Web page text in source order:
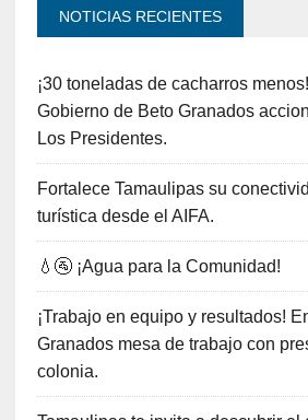
NOTICIAS RECIENTES
¡30 toneladas de cacharros
Gobierno de Beto Granados
Los Presidentes.
Fortalece Tamaulipas su
turística desde el AIFA.
💧🚰 ¡Agua para la Comunidad!
¡Trabajo en equipo y resultados!
Granados mesa de trabajo con
colonia.